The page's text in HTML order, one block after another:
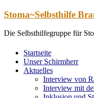
Zum
springen
Stoma~Selbsthilfe
Die Selbsthilfegruppe für
Startseite
Unser Schirmherr
Aktuelles
Interview von
Interview mit